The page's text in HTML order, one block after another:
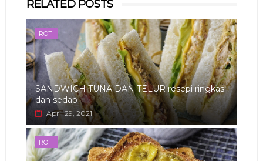
RELATED POSTS
ROTI
SANDWICH TUNA DAN TELUR resepi ringkas
dan sedap
April 29, 2021
ROTI